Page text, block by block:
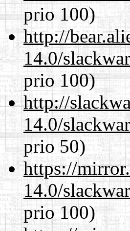
prio 100)
http://
14.0/
prio 100)
http://
14.0/
prio 50)
https://
14.0/
prio 100)